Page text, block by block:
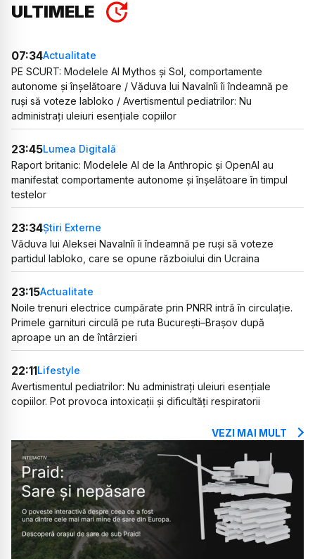
ULTIMELE
07:34Actualitate
PE SCURT: Modelele AI Mythos și Sol, comportamente
autonome și înșelătoare / Văduva lui Navalnîi îi îndeamnă pe
ruși să voteze Iabloko / Avertismentul pediatrilor: Nu
administrați uleiuri esențiale copiilor
23:45Lumea Digitală
Raport britanic: Modelele AI de la Anthropic și OpenAI au
manifestat comportamente autonome și înșelătoare în timpul
testelor
23:34Știri Externe
Văduva lui Aleksei Navalnîi îi îndeamnă pe ruși să voteze
partidul Iabloko, care se opune războiului din Ucraina
23:15Actualitate
Noile trenuri electrice cumpărate prin PNRR intră în circulație.
Primele garnituri circulă pe ruta București–Brașov după
aproape un an de întârzieri
22:11Lifestyle
Avertismentul pediatrilor: Nu administrați uleiuri esențiale
copiilor. Pot provoca intoxicații și dificultăți respiratorii
VEZI MAI MULT